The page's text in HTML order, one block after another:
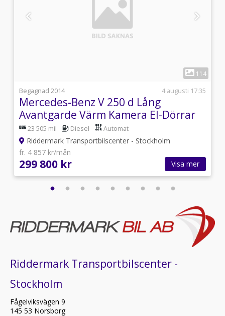
Utrustning/Tillbehör:
Värmare,Motorvärmare,Backkamera,Parkeringssensorer
CarPlay,Android auto,Start/stopp-funktion,Dubbla
rutor,ISOFIX,Minibuss,Miljöklass Euro
6,Svensksåld,Leasbar ,MOMS
114
Begagnad 2014
4 augusti 17:35
Mercedes-Benz V 250 d Lång
Avantgarde Värm Kamera El-Dörrar
23 505 mil Diesel Automat
Riddermark Transportbilscenter - Stockholm
fr. 4 857 kr/mån
299 800 kr Visa mer
Riddermark Transportbilscenter -
Stockholm
Fågelviksvägen 9
145 53 Norsborg